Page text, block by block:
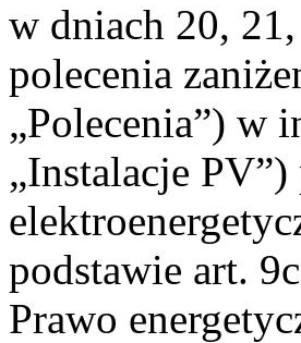
w dniach 20,
polecenia
„Polecenia”) w
„Instalacje
podstawie art.
Prawo